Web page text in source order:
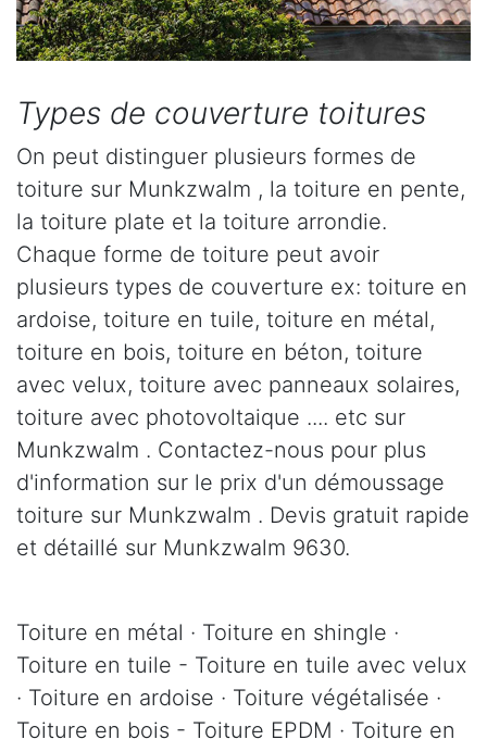
Types de couverture toitures
On peut distinguer plusieurs formes de
toiture sur Munkzwalm , la toiture en pente,
la toiture plate et la toiture arrondie.
Chaque forme de toiture peut avoir
plusieurs types de couverture ex: toiture en
ardoise, toiture en tuile, toiture en métal,
toiture en bois, toiture en béton, toiture
avec velux, toiture avec panneaux solaires,
toiture avec photovoltaique .... etc sur
Munkzwalm . Contactez-nous pour plus
d'information sur le prix d'un démoussage
toiture sur Munkzwalm . Devis gratuit rapide
et détaillé sur Munkzwalm 9630.
Toiture en métal · Toiture en shingle ·
Toiture en tuile - Toiture en tuile avec velux
· Toiture en ardoise · Toiture végétalisée ·
Toiture en bois - Toiture EPDM · Toiture en